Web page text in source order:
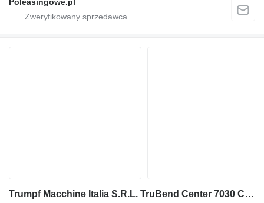
Trumpf Macchine Italia S.R.L. TruBend Center 7030 CENTRUM GNĄCE DO BLA